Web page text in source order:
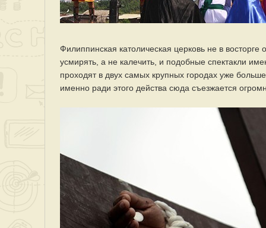
Филиппинская католическая церковь не в
усмирять, а не калечить, и подобные спектакли
проходят в двух самых крупных городах уже
именно ради этого действа сюда съезжается